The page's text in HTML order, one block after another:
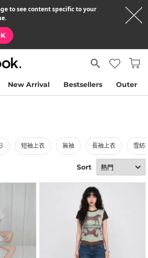
to see content specific to your
New Arrival Bestsellers Outer
短袖上衣 無袖 長袖上衣 雪
Sort